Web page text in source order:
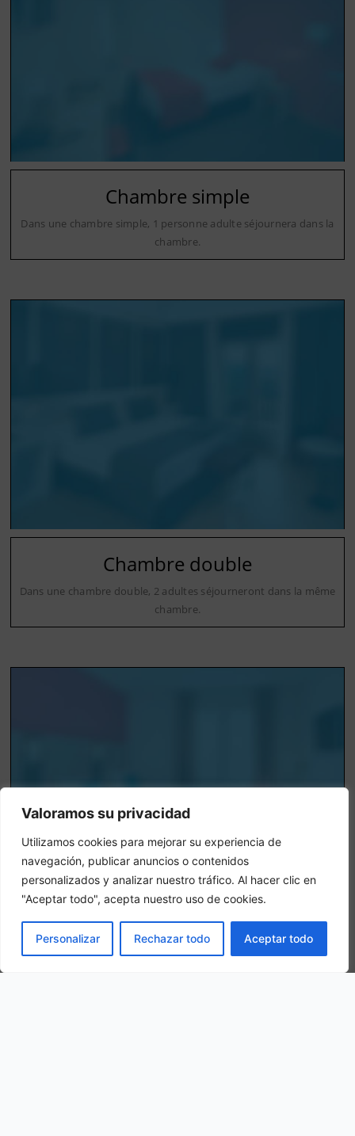
Valoramos su privacidad
Utilizamos cookies para mejorar su experiencia de
navegación, publicar anuncios o contenidos
personalizados y analizar nuestro tráfico. Al hacer clic en
"Aceptar todo", acepta nuestro uso de cookies.
Personalizar Rechazar todo Aceptar todo
Chambre simple
Dans une chambre simple, 1 personne adulte séjournera dans la
chambre.
Chambre double
Dans une chambre double, 2 adultes séjourneront dans la même
chambre.
Chambre triple
Dans une chambre triple, 3 adultes sont logés dans la même
LIVRE